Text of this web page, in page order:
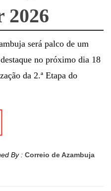
2026
será palco de um
no próximo dia 18
da 2.ª Etapa do
By : Correio de Azambuja